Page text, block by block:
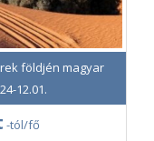
földjén magyar
12.01.
-tól/fő